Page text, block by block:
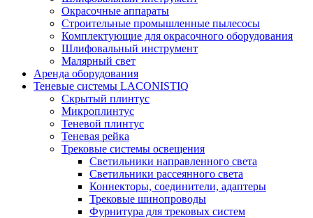
Окрасочные аппараты
Строительные промышленные пылесосы
Комплектующие для окрасочного оборудования
Шлифовальный инструмент
Малярный свет
Аренда оборудования
Теневые системы LACONISTIQ
Скрытый плинтус
Микроплинтус
Теневой плинтус
Теневая рейка
Трековые системы освещения
Светильники направленного света
Светильники рассеянного света
Коннекторы, соединители, адаптеры
Трековые шинопроводы
Фурнитура для трековых систем